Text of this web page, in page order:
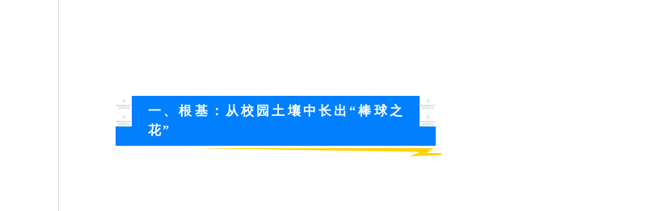
一、根基：从校园土壤中长出“棒球之
花”‌